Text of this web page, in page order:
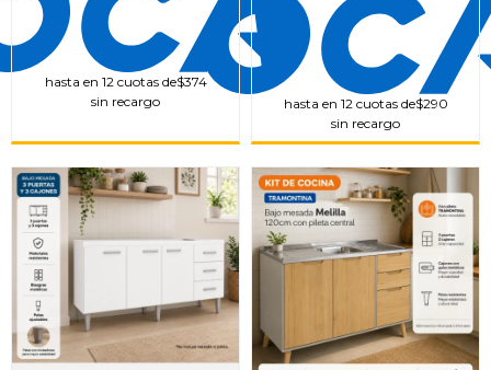
hasta en 12 cuotas de$374
sin recargo
hasta en 12 cuotas de$290
sin recargo